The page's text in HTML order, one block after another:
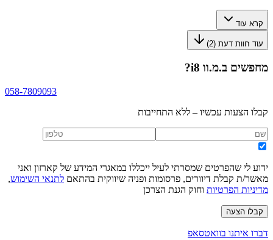
קרא עוד
עוד חוות דעת (2
)
מחפשים ב.מ.וו i8 ?
058-7809093
קבלו הצעות עכשיו – ללא התחייבות
ידוע לי שהפרטים שמסרתי לעיל ייכללו במאגרי המידע של קארזון ואני
מאשר/ת קבלת דיוורים, פרסומות ופניה שיווקית בהתאם לתנאי השימוש,
מדיניות הפרטיות וחוק הגנת הצרכן
קבלו הצעה
דברו איתנו בוואטסאפ